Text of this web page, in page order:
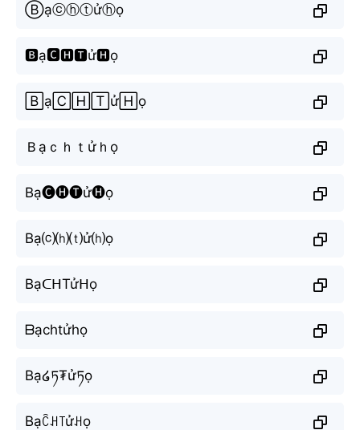
Ⓑạⓒⓗⓣửⓗọ
🅱ạ🅲🅷🆃ử🅷ọ
🄱ạ🄲🄷🅃ử🄷ọ
Ｂạｃｈｔửｈọ
Bạ🅒🅗🅣ử🅗ọ
Bạ⒞⒣⒯ử⒣ọ
BạᑕᕼTửᕼọ
ᗷạchtửhọ
Bạ໒ཏ₮ửཏọ
Bạꉓꃅ꓄ửꃅọ